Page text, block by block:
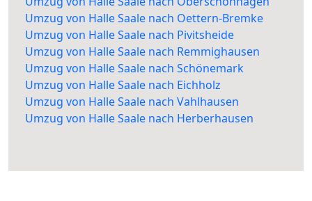
Umzug von Halle Saale nach Oettern-Bremke
Umzug von Halle Saale nach Pivitsheide
Umzug von Halle Saale nach Remmighausen
Umzug von Halle Saale nach Schönemark
Umzug von Halle Saale nach Eichholz
Umzug von Halle Saale nach Vahlhausen
Umzug von Halle Saale nach Herberhausen